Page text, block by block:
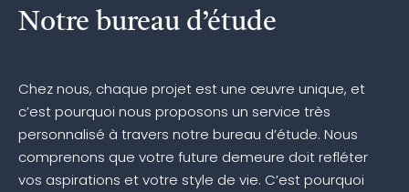
Notre bureau d’étude
Chez nous, chaque projet est une œuvre unique, et
c’est pourquoi nous proposons un service très
personnalisé à travers notre bureau d’étude. Nous
comprenons que votre future demeure doit refléter
vos aspirations et votre style de vie. C’est pourquoi